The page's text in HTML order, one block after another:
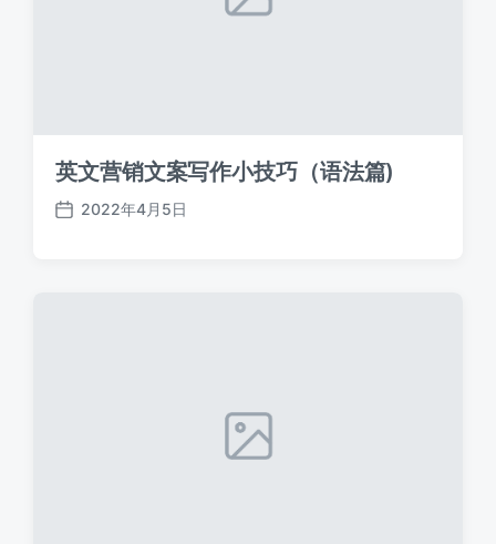
英文营销文案写作小技巧（语法篇)
发
2022年4月5日